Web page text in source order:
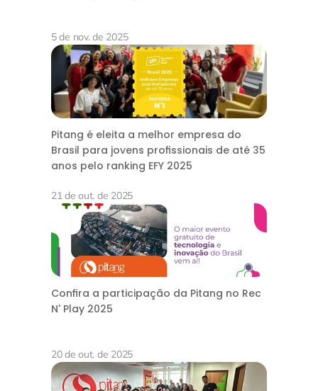
5 de nov. de 2025
Pitang é eleita a melhor empresa do
Brasil para jovens profissionais de até 35
anos pelo ranking EFY 2025
21 de out. de 2025
Confira a participação da Pitang no Rec
N' Play 2025
20 de out. de 2025